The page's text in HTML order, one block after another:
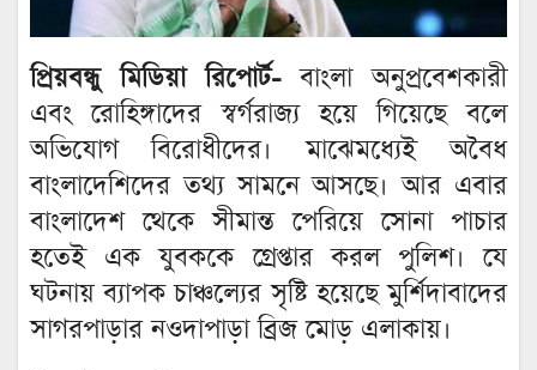
প্রিয়বন্ধু মিডিয়া রিপোর্ট-বাংলা অনুপ্রবেশকারী
এবং রোহিঙ্গাদের স্বর্গরাজ্য হয়ে গিয়েছে বলে
অভিযোগ বিরোধীদের। মাঝেমধ্যেই অবৈধ
বাংলাদেশিদের তথ্য সামনে আসছে। আর এবার
বাংলাদেশ থেকে সীমান্ত পেরিয়ে সোনা পাচার
হতেই এক যুবককে গ্রেপ্তার করল পুলিশ। যে
ঘটনায় ব্যাপক চাঞ্চল্যের সৃষ্টি হয়েছে মুর্শিদাবাদের
সাগরপাড়ার নওদাপাড়া ব্রিজ মোড় এলাকায়।